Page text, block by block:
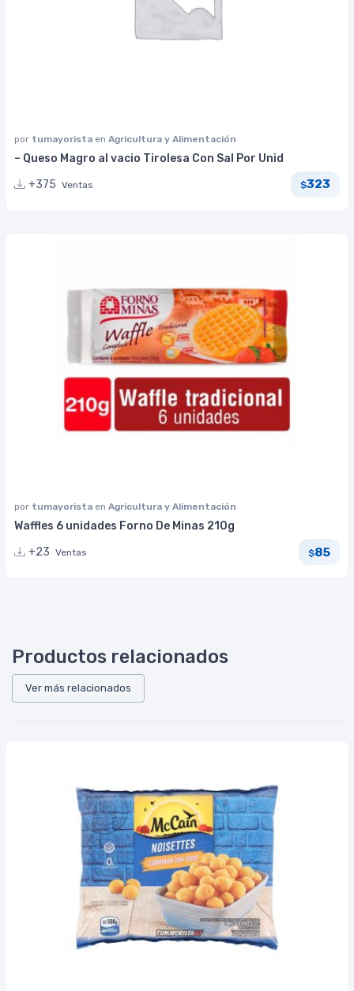
por tumayorista en Agricultura y Alimentación
– Queso Magro al vacio Tirolesa Con Sal Por Unid
+375 Ventas $323
por tumayorista en Agricultura y Alimentación
Waffles 6 unidades Forno De Minas 210g
+23 Ventas $85
Productos relacionados
Ver más relacionados